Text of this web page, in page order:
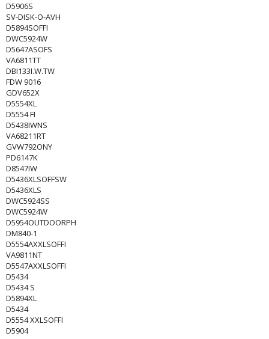
D5906S
SV-DISK-O-AVH
D5894SOFFI
DWC5924W
D5647ASOFS
VA6811TT
DBI133I.W.TW
FDW 9016
GDV652X
D5554XL
D5554 FI
D5438IWNS
VA68211RT
GVW792ONY
PD6147K
D8547IW
D5436XLSOFFSW
D5436XLS
DWC5924SS
DWC5924W
D5954OUTDOORPH
DM840-1
D5554AXXLSOFFI
VA9811NT
D5547AXXLSOFFI
D5434
D5434 S
D5894XL
D5434
D5554 XXLSOFFI
D5904